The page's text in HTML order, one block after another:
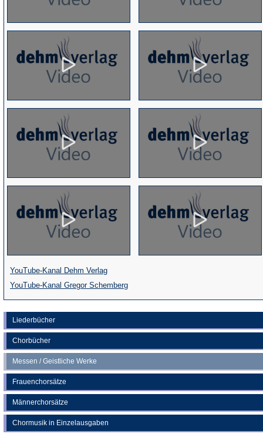
Liederbücher
Chorbücher
Messen / Geistliche Werke
Frauenchorsätze
Männerchorsätze
Chormusik in Einzelausgaben
YouTube-Kanal Dehm Verlag(Öffnet
in
einem
neuen
Tab)
YouTube-Kanal Gregor Schemberg(Öffnet
in
einem
neuen